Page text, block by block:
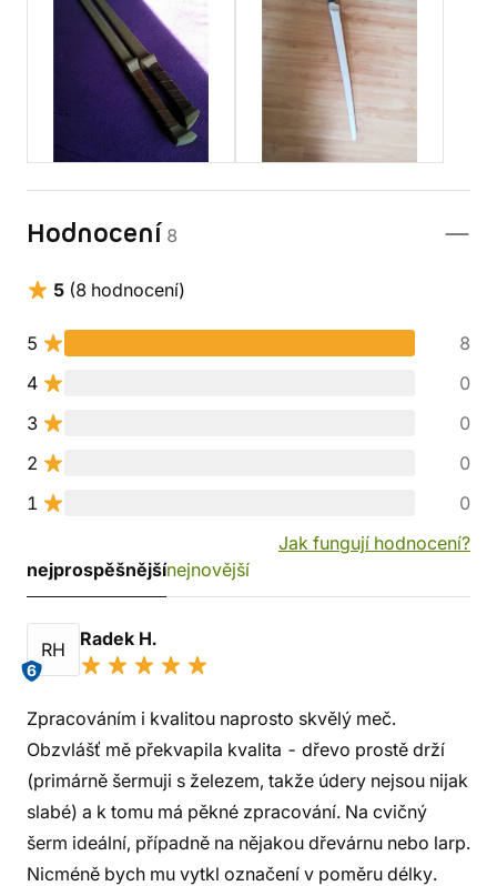
Hodnocení 8
5 (8 hodnocení)
5
8
4
0
3
0
2
0
1
0
Jak fungují hodnocení?
nejprospěšnějšínejnovější
RH
6
Radek H.
Zpracováním i kvalitou naprosto skvělý meč.
Obzvlášť mě překvapila kvalita - dřevo prostě drží
(primárně šermuji s železem, takže údery nejsou nijak
slabé) a k tomu má pěkné zpracování. Na cvičný
šerm ideální, případně na nějakou dřevárnu nebo larp.
Nicméně bych mu vytkl označení v poměru délky.